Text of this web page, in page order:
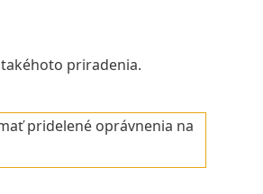
priradenia.
pridelené oprávnenia na